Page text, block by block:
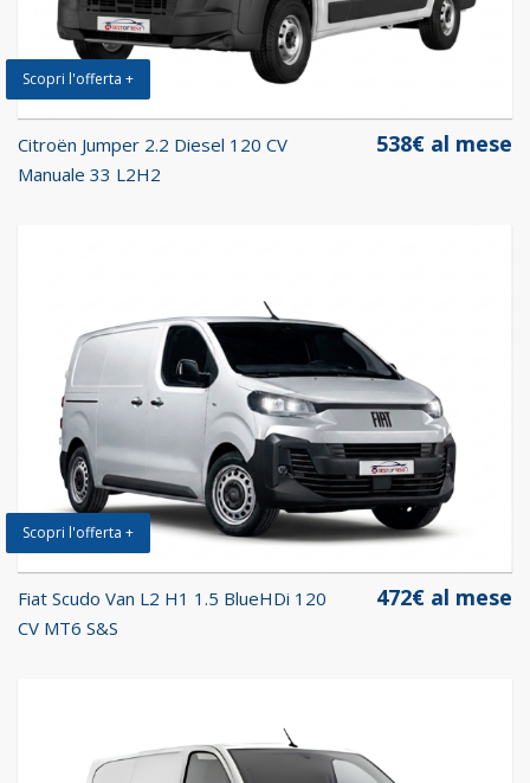
Scopri l'offerta +
Citroën Jumper 2.2 Diesel 120 CV
Manuale 33 L2H2
538€ al mese
Scopri l'offerta +
Fiat Scudo Van L2 H1 1.5 BlueHDi 120
CV MT6 S&S
472€ al mese